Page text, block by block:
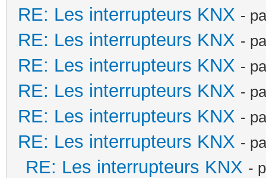
RE: Les interrupteurs KNX -
RE: Les interrupteurs KNX -
RE: Les interrupteurs KNX -
RE: Les interrupteurs KNX -
RE: Les interrupteurs KNX -
RE: Les interrupteurs KNX -
RE: Les interrupteurs KNX -